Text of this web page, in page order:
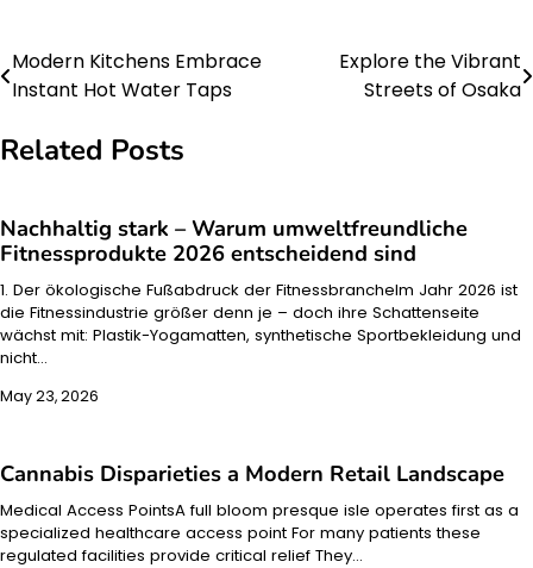
Post
Modern Kitchens Embrace
Instant Hot Water Taps
Explore the Vibrant
Streets of Osaka
Related Posts
Nachhaltig stark – Warum umweltfreundliche
Fitnessprodukte 2026 entscheidend sind
1. Der ökologische Fußabdruck der FitnessbrancheIm Jahr 2026 ist
die Fitnessindustrie größer denn je – doch ihre Schattenseite
wächst mit: Plastik-Yogamatten, synthetische Sportbekleidung und
nicht…
May 23, 2026
Cannabis Disparieties a Modern Retail Landscape
Medical Access PointsA full bloom presque isle operates first as a
specialized healthcare access point For many patients these
regulated facilities provide critical relief They…